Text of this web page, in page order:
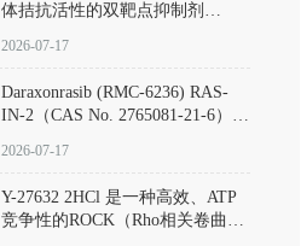
体拮抗活性的双靶点抑制剂
D801067）
2026-07-17
Daraxonrasib (RMC-6236) RAS-
IN-2（CAS No. 2765081-21-6）：
向KRAS/NRAS/HRAS的广谱RAS
2026-07-17
Y-27632 2HCl 是一种高效、ATP
竞争性的ROCK（Rho相关卷曲螺